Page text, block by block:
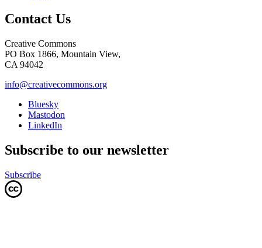
Contact Us
Creative Commons
PO Box 1866, Mountain View,
CA 94042
info@creativecommons.org
Bluesky
Mastodon
LinkedIn
Subscribe to our newsletter
Subscribe